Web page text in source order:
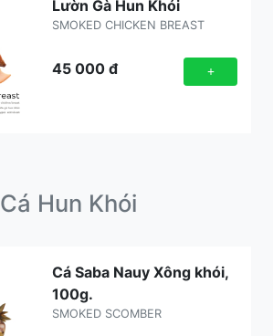
Lườn Gà Hun Khói
SMOKED CHICKEN BREAST
45 000đ +
Cá Hun Khói
Cá Saba Nauy Xông khói,
100g.
SMOKED SCOMBER